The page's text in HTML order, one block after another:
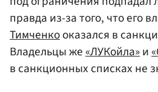
правда из-за того, что его
Тимченкооказался в
Владельцы же«ЛУКойла»и
в санкционных списках не